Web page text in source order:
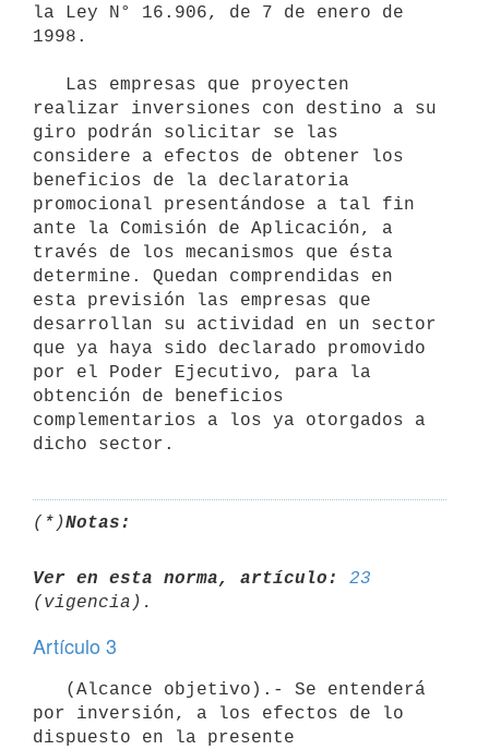
la Ley N° 16.906, de 7 de enero de
1998.
realizar inversiones con destino a su
giro podrán solicitar se las
considere a efectos de obtener los
beneficios de la declaratoria
promocional presentándose a tal fin
ante la Comisión de Aplicación, a
través de los mecanismos que ésta
determine. Quedan comprendidas en
esta previsión las empresas que
desarrollan su actividad en un sector
que ya haya sido declarado promovido
por el Poder Ejecutivo, para la
obtención de beneficios
complementarios a los ya otorgados a
(*)Notas:
Ver en esta norma, artículo:
23
Artículo 3
por inversión, a los efectos de lo
dispuesto en la presente